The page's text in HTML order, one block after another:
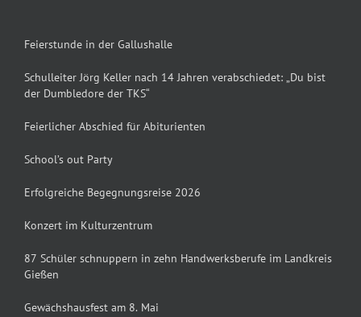
Feierstunde in der Gallushalle
Schulleiter Jörg Keller nach 14 Jahren verabschiedet: „Du bist
der Dumbledore der TKS“
Feierlicher Abschied für Abiturienten
School’s out Party
Erfolgreiche Begegnungsreise 2026
Konzert im Kulturzentrum
87 Schüler schnuppern in zehn Handwerksberufe im Landkreis
Gießen
Gewächshausfest am 8. Mai